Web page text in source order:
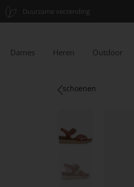
Duurzame verzending
Dames Heren Outdoor
schoenen